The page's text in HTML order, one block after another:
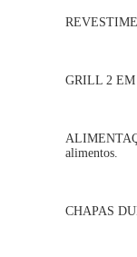
GRILL 2 EM
alimentos.
CHAPAS